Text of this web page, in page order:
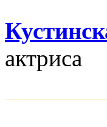
актриса